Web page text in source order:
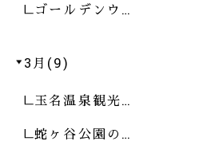
ゴールデンウ…
3月(9)
玉名温泉観光…
蛇ヶ谷公園の…